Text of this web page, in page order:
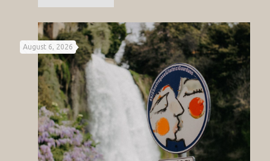
August 6, 2026